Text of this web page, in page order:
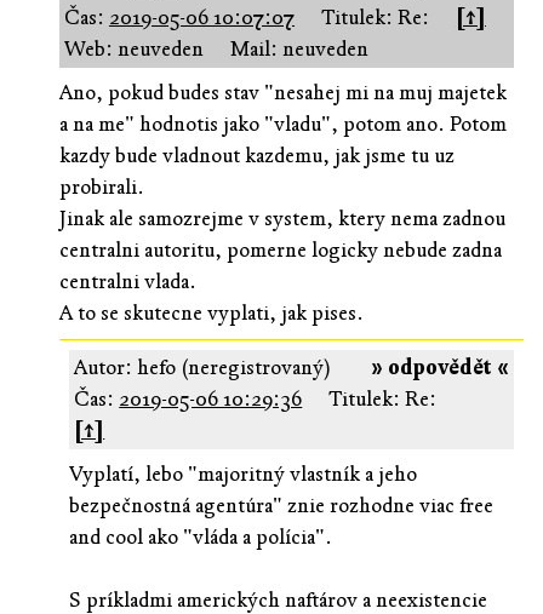
Čas: 2019-05-06 10:07:07 Titulek: Re:
[↑]
Web: neuveden
Mail: neuveden
Ano, pokud budes stav "nesahej mi na muj majetek
a na me" hodnotis jako "vladu", potom ano. Potom
kazdy bude vladnout kazdemu, jak jsme tu uz
probirali.
Jinak ale samozrejme v system, ktery nema zadnou
centralni autoritu, pomerne logicky nebude zadna
centralni vlada.
A to se skutecne vyplati, jak pises.
» odpovědět «
Autor: hefo (neregistrovaný)
Čas: 2019-05-06 10:29:36
Titulek: Re:
[↑]
Vyplatí, lebo "majoritný vlastník a jeho
bezpečnostná agentúra" znie rozhodne viac free
and cool ako "vláda a polícia".
S príkladmi amerických naftárov a neexistencie